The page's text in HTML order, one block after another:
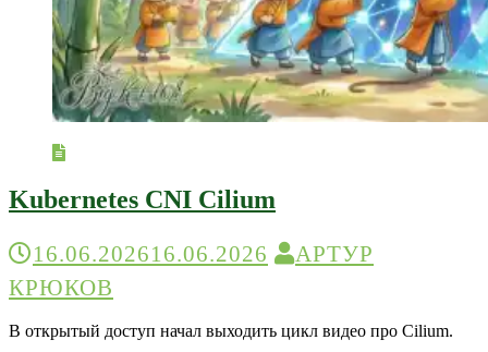
Kubernetes CNI Cilium
16.06.202616.06.2026
АРТУР
КРЮКОВ
В открытый доступ начал выходить цикл видео про Cilium.